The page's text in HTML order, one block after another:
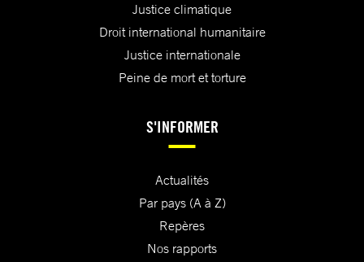
Justice climatique
Droit international humanitaire
Justice internationale
Peine de mort et torture
S'INFORMER
Actualités
Par pays (A à Z)
Repères
Nos rapports